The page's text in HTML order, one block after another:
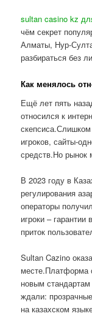
sultan casino kz
чём секрет
Алматы, Нур-
разбираться без
Как менялось
Ещё лет пять
относился к
игроков, сайты-
средств.Но рынок
В 2023 году в
регулирования
операторы
игроки –
приток
Sultan Cazino
месте.Платформа
новым
ждали:
на казахском